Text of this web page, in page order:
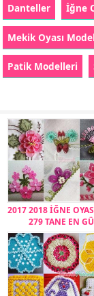
Danteller İğne
Mekik Oyası
Patik Modelleri
2017 2018 İĞNE
279 TANE EN